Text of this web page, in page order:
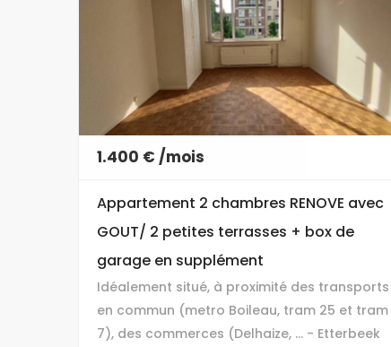
1.400 € /mois
Appartement 2 chambres RENOVE avec
GOUT/ 2 petites terrasses + box de
garage en supplément
Idéalement situé, à proximité des transports
en commun (metro Boileau, tram 25 et tram
7), des commerces (Delhaize, ... - Etterbeek